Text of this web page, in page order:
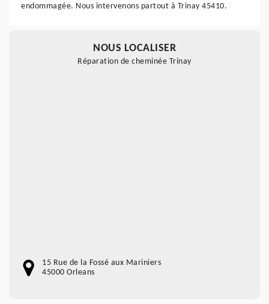
endommagée. Nous intervenons partout à Trinay 45410.
NOUS LOCALISER
Réparation de cheminée Trinay
15 Rue de la Fossé aux Mariniers
45000 Orleans